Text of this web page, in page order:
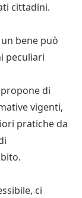
cittadini.
bene può
peculiari
di
vigenti,
pratiche da
ci